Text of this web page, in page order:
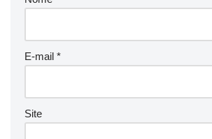
E-mail *
Site